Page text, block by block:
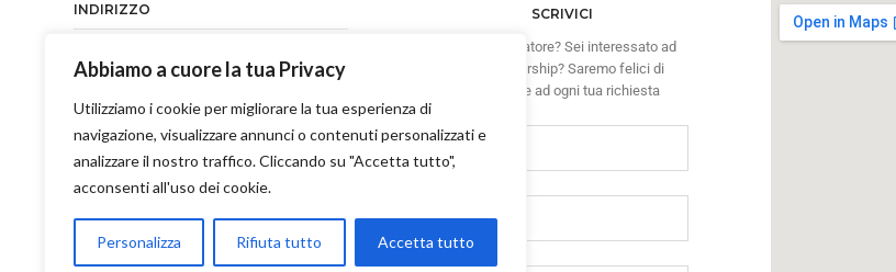
Abbiamo a cuore la tua Privacy
Utilizziamo i cookie per migliorare la tua esperienza di
navigazione, visualizzare annunci o contenuti personalizzati e
analizzare il nostro traffico. Cliccando su "Accetta tutto",
acconsenti all'uso dei cookie.
Personalizza Rifiuta tutto Accetta tutto
INDIRIZZO
Cassano delle Murge (BA) 70020
Privacy Policy
Termini e Condizioni di Vendita
Cookie Policy
TELEFONO
+39 080 775866
SCRIVICI
Sei un ristoratore? Sei interessato ad
una partnership? Saremo felici di
rispondere ad ogni tua richiesta